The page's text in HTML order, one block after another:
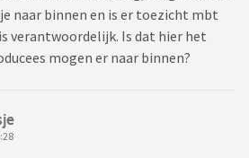
naar binnen en is er toezicht mbt
verantwoordelijk. Is dat hier het
mogen er naar binnen?